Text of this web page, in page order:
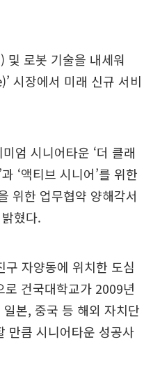
및 로봇 기술을 내세워
시장에서 미래 신규 서비
엄 시니어타운 ‘더 클래
‘액티브 시니어’를 위한
위한 업무협약 양해각서
혔다.
자양동에 위치한 도심
건국대학교가 2009년
본, 중국 등 해외 자치단
만큼 시니어타운 성공사